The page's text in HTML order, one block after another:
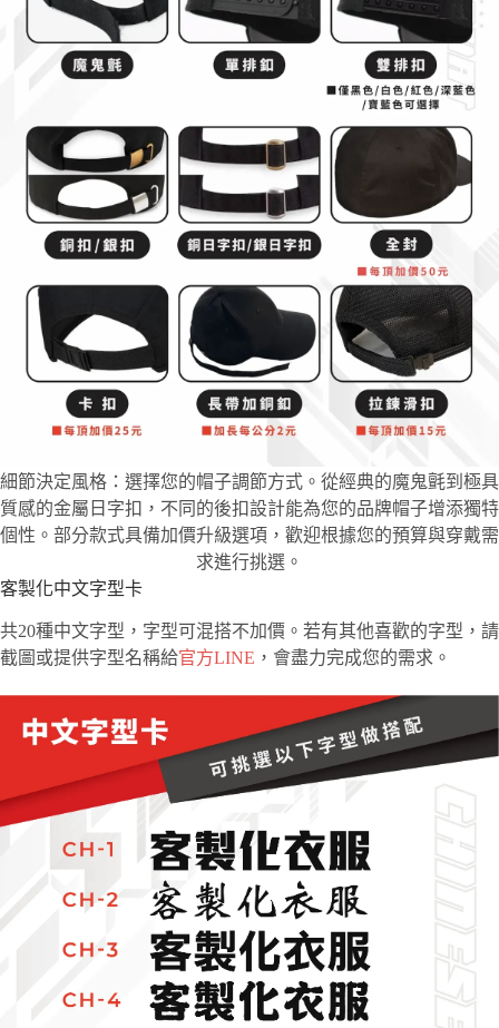
細節決定風格：選擇您的帽子調節方式。從經典的魔鬼氈到極具
質感的金屬日字扣，不同的後扣設計能為您的品牌帽子增添獨特
個性。部分款式具備加價升級選項，歡迎根據您的預算與穿戴需
求進行挑選。
客製化中文字型卡
共20種中文字型，字型可混搭不加價。若有其他喜歡的字型，請
截圖或提供字型名稱給官方LINE ，會盡力完成您的需求。